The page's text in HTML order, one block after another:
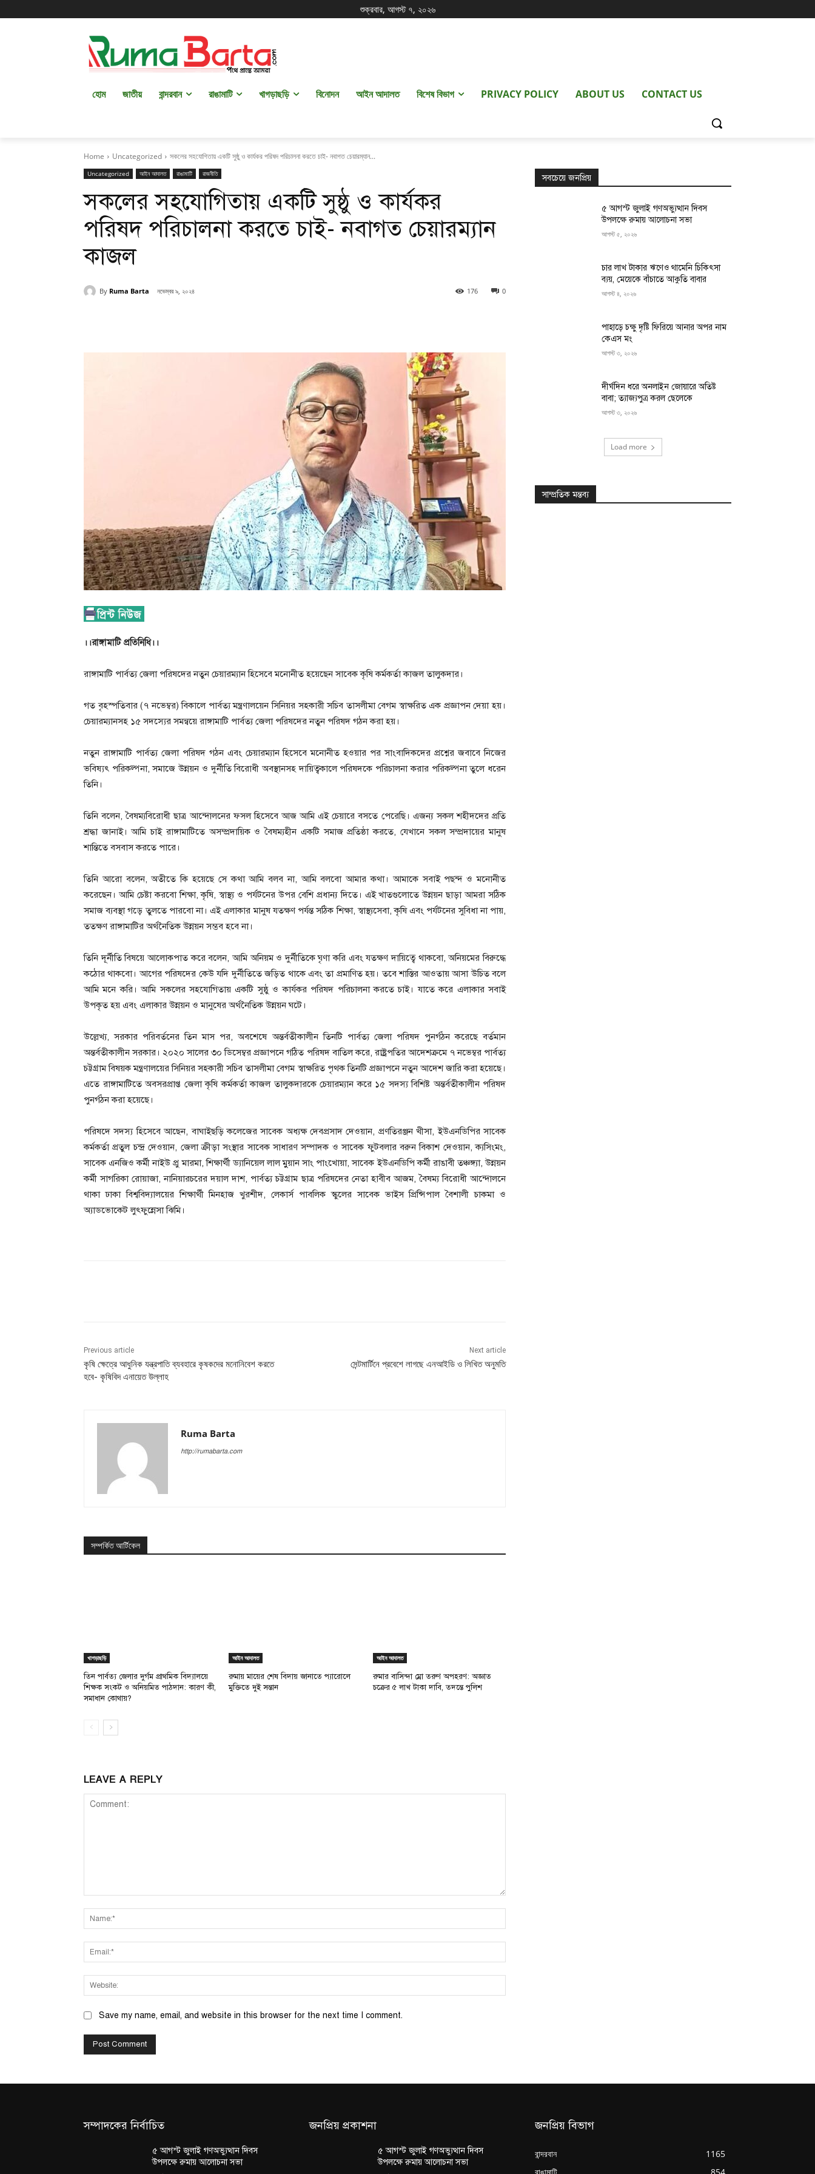
শুক্রবার, আগস্ট ৭, ২০২৬
হোম জাতীয় বান্দরবান রাঙামাটি খাগড়াছড়ি বিনোদন আইন আদালত বিশেষ বিভাগ PRIVACY POLICY ABOUT US CONTACT US
Home Uncategorized সকলের সহযোগিতায় একটি সুষ্ঠু ও কার্যকর পরিষদ পরিচালনা করতে চাই- নবাগত চেয়ারম্যান...
Uncategorized আইন আদালত রাঙামাটি রাজনীতি
সকলের সহযোগিতায় একটি সুষ্ঠু ও কার্যকর
পরিষদ পরিচালনা করতে চাই- নবাগত চেয়ারম্যান
কাজল
By Ruma Barta নভেম্বর ৯, ২০২৪ 0
176
।।রাঙ্গামাটি প্রতিনিধি।।
রাঙ্গামাটি পার্বত্য জেলা পরিষদের নতুন চেয়ারম্যান হিসেবে মনোনীত হয়েছেন সাবেক কৃষি কর্মকর্তা কাজল তালুকদার।
গত বৃহস্পতিবার (৭ নভেম্বর) বিকালে পার্বত্য মন্ত্রণালয়েন সিনিয়র সহকারী সচিব তাসলীমা বেগম স্বাক্ষরিত এক প্রজ্ঞাপন দেয়া হয়।
চেয়ারম্যানসহ ১৫ সদস্যের সমন্বয়ে রাঙ্গামাটি পার্বত্য জেলা পরিষদের নতুন পরিষদ গঠন করা হয়।
নতুন রাঙ্গামাটি পার্বত্য জেলা পরিষদ গঠন এবং চেয়ারম্যান হিসেবে মনোনীত হওয়ার পর সাংবাদিকদের প্রশ্নের জবাবে নিজের
ভবিষ্যৎ পরিকল্পনা, সমাজে উন্নয়ন ও দুর্নীতি বিরোধী অবস্থানসহ দায়িত্বকালে পরিষদকে পরিচালনা করার পরিকল্পনা তুলে ধরেন
তিনি।
তিনি বলেন, বৈষম্যবিরোধী ছাত্র আন্দোলনের ফসল হিসেবে আজ আমি এই চেয়ারে বসতে পেরেছি। এজন্য সকল শহীদদের প্রতি
শ্রদ্ধা জানাই। আমি চাই রাঙ্গামাটিতে অসম্প্রদায়িক ও বৈষম্যহীন একটি সমাজ প্রতিষ্ঠা করতে, যেখানে সকল সম্প্রদায়ের মানুষ
শান্তিতে বসবাস করতে পারে।
তিনি আরো বলেন, অতীতে কি হয়েছে সে কথা আমি বলব না, আমি বলবো আমার কথা। আমাকে সবাই পছন্দ ও মনোনীত
করেছেন। আমি চেষ্টা করবো শিক্ষা, কৃষি, স্বাস্থ্য ও পর্যটনের উপর বেশি প্রধান্য দিতে। এই খাতগুলোতে উন্নয়ন ছাড়া আমরা সঠিক
সমাজ ব্যবস্থা গড়ে তুলতে পারবো না। এই এলাকার মানুষ যতক্ষণ পর্যন্ত সঠিক শিক্ষা, স্বাস্থ্যসেবা, কৃষি এবং পর্যটনের সুবিধা না পায়,
ততক্ষণ রাঙ্গামাটির অর্থনৈতিক উন্নয়ন সম্ভব হবে না।
তিনি দূর্নীতি বিষয়ে আলোকপাত করে বলেন, আমি অনিয়ম ও দুর্নীতিকে ঘৃণা করি এবং যতক্ষণ দায়িত্বে থাকবো, অনিয়মের বিরুদ্ধে
কঠোর থাকবো। আগের পরিষদের কেউ যদি দুর্নীতিতে জড়িত থাকে এবং তা প্রমাণিত হয়। তবে শাস্তির আওতায় আসা উচিত বলে
আমি মনে করি। আমি সকলের সহযোগিতায় একটি সুষ্ঠু ও কার্যকর পরিষদ পরিচালনা করতে চাই। যাতে করে এলাকার সবাই
উপকৃত হয় এবং এলাকার উন্নয়ন ও মানুষের অর্থনৈতিক উন্নয়ন ঘটে।
উল্লেখ্য, সরকার পরিবর্তনের তিন মাস পর, অবশেষে অন্তর্বতীকালীন তিনটি পার্বত্য জেলা পরিষদ পুনর্গঠন করেছে বর্তমান
অন্তর্বতীকালীন সরকার। ২০২০ সালের ৩০ ডিসেম্বর প্রজ্ঞাপনে গঠিত পরিষদ বাতিল করে, রাষ্ট্রপতির আদেশক্রমে ৭ নভেম্বর পার্বত্য
চট্টগ্রাম বিষয়ক মন্ত্রণালয়ের সিনিয়র সহকারী সচিব তাসলীমা বেগম স্বাক্ষরিত পৃথক তিনটি প্রজ্ঞাপনে নতুন আদেশ জারি করা হয়েছে।
এতে রাঙ্গামাটিতে অবসরপ্রাপ্ত জেলা কৃষি কর্মকর্তা কাজল তালুকদারকে চেয়ারম্যান করে ১৫ সদস্য বিশিষ্ট অন্তর্বতীকালীন পরিষদ
পুনর্গঠন করা হয়েছে।
পরিষদে সদস্য হিসেবে আছেন, বাঘাইছড়ি কলেজের সাবেক অধ্যক্ষ দেবপ্রসাদ দেওয়ান, প্রণতিরঞ্জন খীসা, ইউএনডিপির সাবেক
কর্মকর্তা প্রতুল চন্দ্র দেওয়ান, জেলা ক্রীড়া সংস্থার সাবেক সাধারণ সম্পাদক ও সাবেক ফুটবলার বরুন বিকাশ দেওয়ান, ক্যসিংমং,
সাবেক এনজিও কর্মী নাইউ প্রু মারমা, শিক্ষার্থী ড্যানিয়েল লাল মুুয়ান সাং পাংখোয়া, সাবেক ইউএনডিপি কর্মী রাঙাবী তঞ্চঙ্গ্যা, উন্নয়ন
কর্মী সাগরিকা রোয়াজা, নানিয়ারচরের দয়াল দাশ, পার্বত্য চট্টগ্রাম ছাত্র পরিষদের নেতা হাবীব আজম, বৈষম্য বিরোধী আন্দোলনে
থাকা ঢাকা বিশ্ববিদ্যালয়ের শিক্ষার্থী মিনহাজ খুরশীদ, লেকার্স পাবলিক স্কুলের সাবেক ভাইস প্রিন্সিপাল বৈশালী চাকমা ও
অ্যাডভোকেট লুৎফুন্নেসা ঝিমি।
Previous article
কৃষি ক্ষেত্রে আধুনিক যন্ত্রপাতি ব্যবহারে কৃষকদের মনোনিবেশ করতে
হবে- কৃষিবিদ এনায়েত উল্লাহ
Next article
সেন্টমার্টিনে প্রবেশে লাগছে এনআইডি ও লিখিত অনুমতি
Ruma Barta
http://rumabarta.com
সম্পর্কিত আর্টিকেল
খাগড়াছড়ি
তিন পার্বত্য জেলার দুর্গম প্রাথমিক বিদ্যালয়ে
শিক্ষক সংকট ও অনিয়মিত পাঠদান: কারণ কী,
সমাধান কোথায়?
আইন আদালত
রুমায় মায়ের শেষ বিদায় জানাতে প্যারোলে
মুক্তিতে দুই সন্তান
আইন আদালত
রুমার বাসিন্দা ম্রো তরুণ অপহরণ: অজ্ঞাত
চক্রের ৫ লাখ টাকা দাবি, তদন্তে পুলিশ
LEAVE A REPLY
Save my name, email, and website in this browser for the next time I comment.
সবচেয়ে জনপ্রিয়
৫ আগস্ট জুলাই গণঅভ্যুত্থান দিবস
উপলক্ষে রুমায় আলোচনা সভা
আগস্ট ৫, ২০২৬
চার লাখ টাকার ঋণেও থামেনি চিকিৎসা
ব্যয়, মেয়েকে বাঁচাতে আকুতি বাবার
আগস্ট ৪, ২০২৬
পাহাড়ে চক্ষু দৃষ্টি ফিরিয়ে আনার অপর নাম
কেএস মং
আগস্ট ৩, ২০২৬
দীর্ঘদিন ধরে অনলাইন জোয়ারে অতিষ্ট
বাবা; ত্যাজ্যপুত্র করল ছেলেকে
আগস্ট ৩, ২০২৬
Load more
সাম্প্রতিক মন্তব্য
সম্পাদকের নির্বাচিত
৫ আগস্ট জুলাই গণঅভ্যুত্থান দিবস
উপলক্ষে রুমায় আলোচনা সভা
জনপ্রিয় প্রকাশনা
৫ আগস্ট জুলাই গণঅভ্যুত্থান দিবস
উপলক্ষে রুমায় আলোচনা সভা
জনপ্রিয় বিভাগ
বান্দরবান
1165